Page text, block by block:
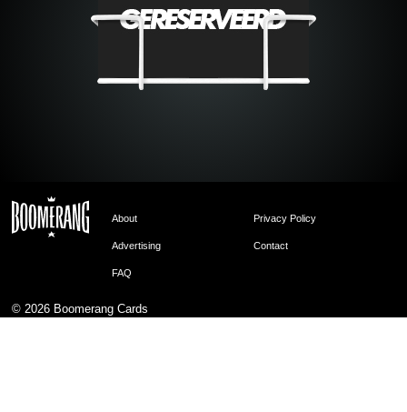
About Privacy Policy
Advertising Contact
FAQ
© 2026 Boomerang Cards